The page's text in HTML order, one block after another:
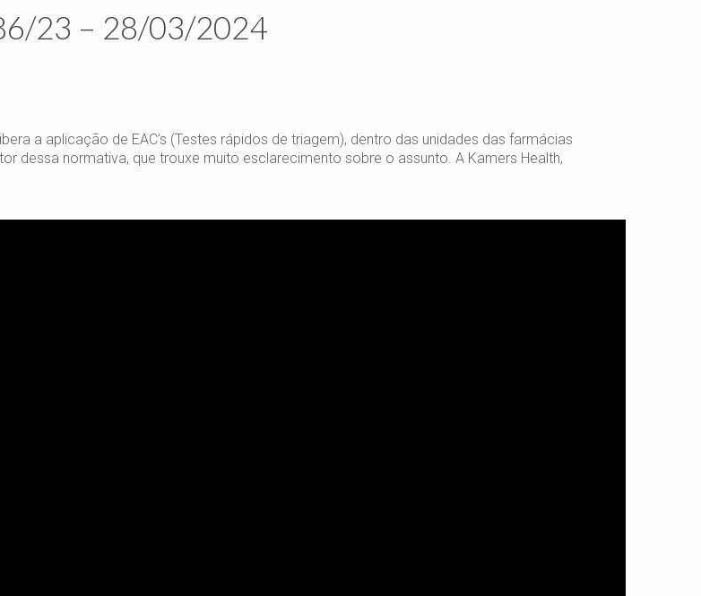
23 – 28/03/2024
a aplicação de EAC’s (Testes rápidos de triagem), dentro das unidades das farmácias
dessa normativa, que trouxe muito esclarecimento sobre o assunto. A Kamers Health,